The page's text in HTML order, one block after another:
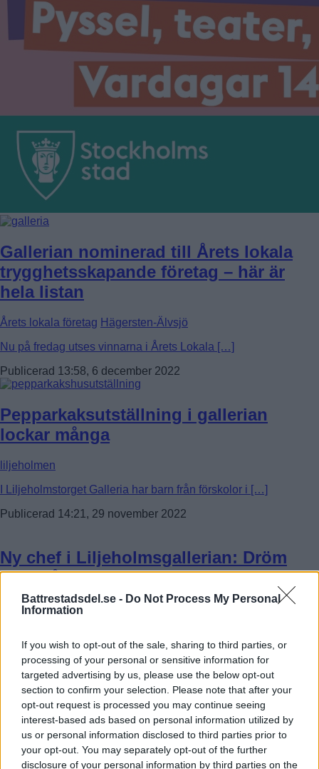
Battrestadsdel.se - Do Not Process My Personal
Information
If you wish to opt-out of the sale, sharing to third parties, or
processing of your personal or sensitive information for
targeted advertising by us, please use the below opt-out
section to confirm your selection. Please note that after your
opt-out request is processed you may continue seeing
interest-based ads based on personal information utilized by
us or personal information disclosed to third parties prior to
your opt-out. You may separately opt-out of the further
disclosure of your personal information by third parties on the
Gallerian nominerad till Årets lokala
trygghetsskapande företag – här är
hela listan
Årets lokala företag Hägersten-Älvsjö
Nu på fredag utses vinnarna i Årets Lokala […]
Publicerad 13:58, 6 december 2022
Pepparkaksutställning i gallerian
lockar många
liljeholmen
I Liljeholmstorget Galleria har barn från förskolor i […]
Publicerad 14:21, 29 november 2022
Ny chef i Liljeholmsgallerian: Dröm
som gått i uppfyllelse
liljeholmen
Publicerad 14:09, 25 maj 2022
Bilder: Pepparkakshusutställningen i
Liljeholmen har öppnat
liljeholmen